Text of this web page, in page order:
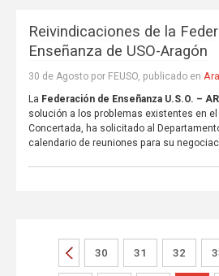
Reivindicaciones de la
Enseñanza de USO-Aragón
30 de Agosto por FEUSO, publicado en
La Federación de Enseñanza U.S.O. –
solución a los problemas existentes en
Concertada, ha solicitado al
calendario de reuniones para su
30 31 32